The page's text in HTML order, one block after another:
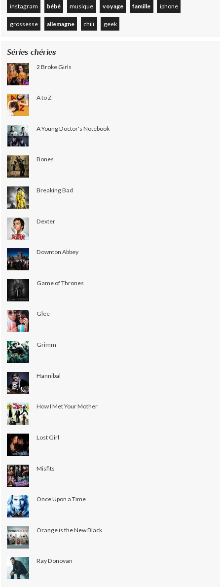
instagram bébé musique voyage famille iphone
grossesse allemagne chili geek
Séries chéries
2 Broke Girls
A to Z
A Young Doctor's Notebook
Bones
Breaking Bad
Dexter
Downton Abbey
Game of Thrones
Glee
Grimm
Hannibal
How I Met Your Mother
Lost Girl
Misfits
Once Upon a Time
Orange is the New Black
Ray Donovan